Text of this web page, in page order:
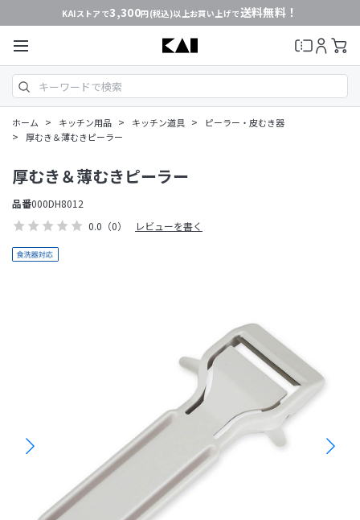
KAIストアで3,300円(税込)以上お買い上げで送料無料！
ホーム > キッチン用品 > キッチン道具 > ピーラー・皮むき器
> 厚むき＆薄むきピーラー
0.0 （0） レビューを書く
厚むき＆薄むきピーラー
品番000DH8012